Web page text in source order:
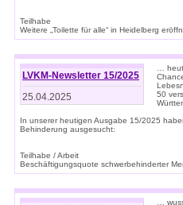
Teilhabe
Weitere „Toilette für alle“ in Heidelberg
LVKM-Newsletter 15/2025
25.04.2025
…
50
In unserer heutigen Ausgabe 15/2025
Behinderung ausgesucht:
Teilhabe / Arbeit
Beschäftigungsquote schwerbehinderter
…